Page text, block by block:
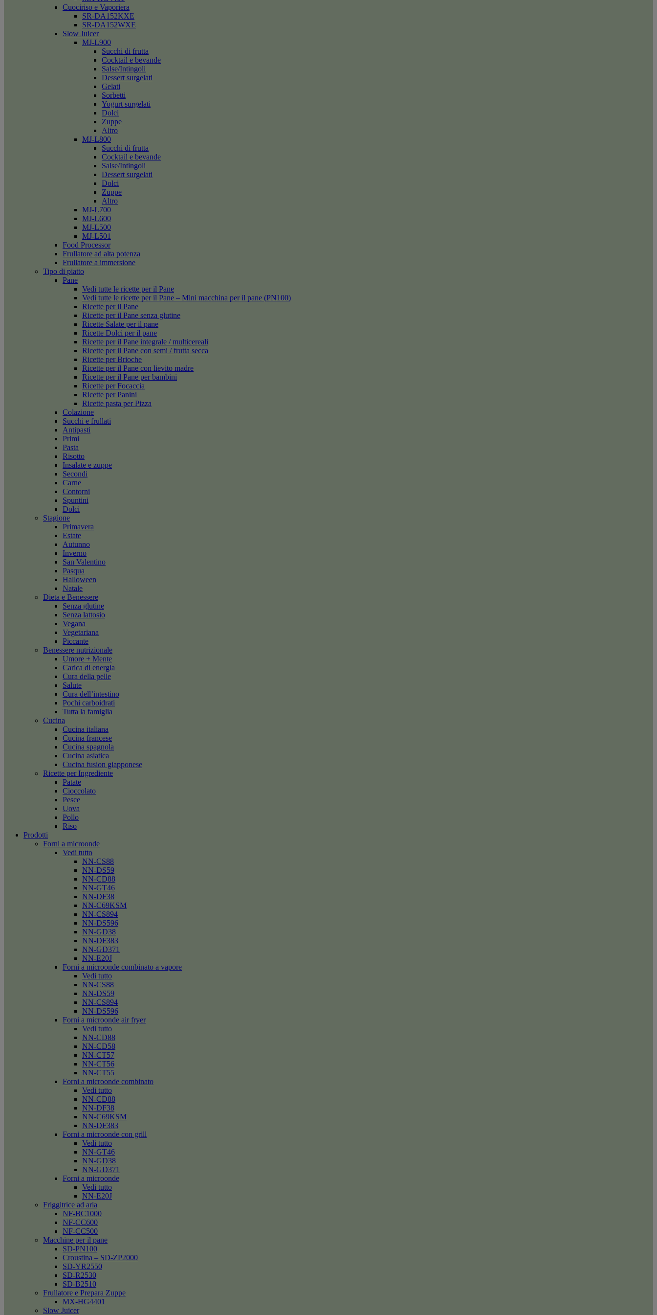
Cuociriso e Vaporiera
SR-DA152KXE
SR-DA152WXE
Slow Juicer
MJ-L900
Succhi di frutta
Cocktail e bevande
Salse/Intingoli
Dessert surgelati
Gelati
Sorbetti
Yogurt surgelati
Dolci
Zuppe
Altro
MJ-L800
Succhi di frutta
Cocktail e bevande
Salse/Intingoli
Dessert surgelati
Dolci
Zuppe
Altro
MJ-L700
MJ-L600
MJ-L500
MJ-L501
Food Processor
Frullatore ad alta potenza
Frullatore a immersione
Tipo di piatto
Pane
Vedi tutte le ricette per il Pane
Vedi tutte le ricette per il Pane – Mini macchina per il pane (PN100)
Ricette per il Pane
Ricette per il Pane senza glutine
Ricette Salate per il pane
Ricette Dolci per il pane
Ricette per il Pane integrale / multicereali
Ricette per il Pane con semi / frutta secca
Ricette per Brioche
Ricette per il Pane con lievito madre
Ricette per il Pane per bambini
Ricette per Focaccia
Ricette per Panini
Ricette pasta per Pizza
Colazione
Succhi e frullati
Antipasti
Primi
Pasta
Risotto
Insalate e zuppe
Secondi
Carne
Contorni
Spuntini
Dolci
Stagione
Primavera
Estate
Autunno
Inverno
San Valentino
Pasqua
Halloween
Natale
Dieta e Benessere
Senza glutine
Senza lattosio
Vegana
Vegetariana
Piccante
Benessere nutrizionale
Umore + Mente
Carica di energia
Cura della pelle
Salute
Cura dell’intestino
Pochi carboidrati
Tutta la famiglia
Cucina
Cucina italiana
Cucina francese
Cucina spagnola
Cucina asiatica
Cucina fusion giapponese
Ricette per Ingrediente
Patate
Cioccolato
Pesce
Uova
Pollo
Riso
Prodotti
Forni a microonde
Vedi tutto
NN-CS88
NN-DS59
NN-CD88
NN-GT46
NN-DF38
NN-C69KSM
NN-CS894
NN-DS596
NN-GD38
NN-DF383
NN-GD371
NN-E20J
Forni a microonde combinato a vapore
Vedi tutto
NN-CS88
NN-DS59
NN-CS894
NN-DS596
Forni a microonde air fryer
Vedi tutto
NN-CD88
NN-CD58
NN-CT57
NN-CT56
NN-CT55
Forni a microonde combinato
Vedi tutto
NN-CD88
NN-DF38
NN-C69KSM
NN-DF383
Forni a microonde con grill
Vedi tutto
NN-GT46
NN-GD38
NN-GD371
Forni a microonde
Vedi tutto
NN-E20J
Friggitrice ad aria
NF-BC1000
NF-CC600
NF-CC500
Macchine per il pane
SD-PN100
Croustina – SD-ZP2000
SD-YR2550
SD-R2530
SD-B2510
Frullatore e Prepara Zuppe
MX-HG4401
Slow Juicer